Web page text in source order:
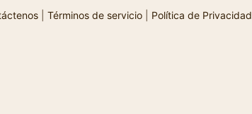
| Términos de servicio| Política de Privacidad